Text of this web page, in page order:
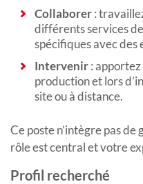
Collaborer:
différents services
spécifiques avec des
Intervenir:
production et lors
site ou à distance.
Ce poste n’intègre pas de
rôle est central et votre
Profil recherché